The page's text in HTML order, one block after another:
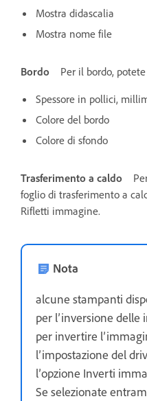
Mostra didascalia
Mostra nome file
Bordo
Per il bordo,
Spessore in pollici,
Colore del bordo
Colore di sfondo
Trasferimento a caldo
foglio di trasferimento a
Rifletti immagine.
Nota
alcune stampanti
per l’inversione delle
per invertire
l’impostazione del
l’opzione Inverti
Se selezionate